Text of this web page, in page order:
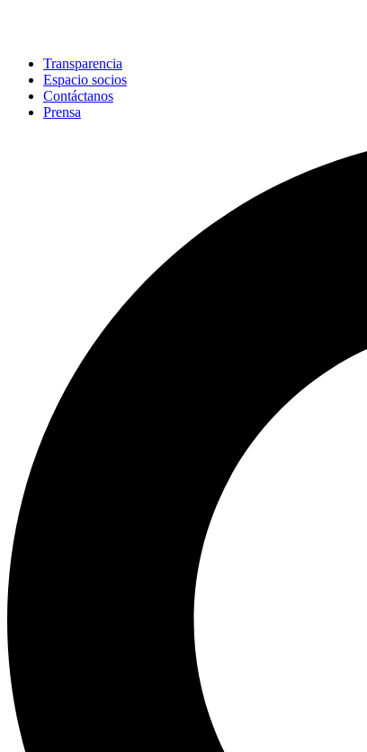
Transparencia
Espacio socios
Contáctanos
Prensa